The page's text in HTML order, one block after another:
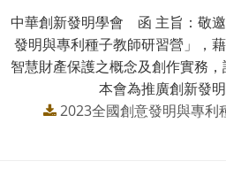
中華創新發明學會 函 主旨：敬
發明與專利種子教師研習營」，
智慧財產保護之概念及創作實務，
本會為推廣創新發
2023全國創意發明與專